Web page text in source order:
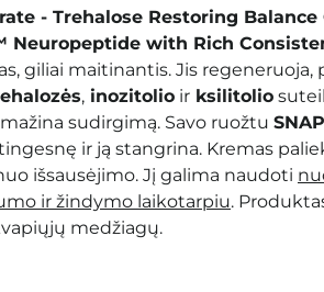
- Trehalose Restoring Balance
Neuropeptide with Rich
giliai maitinantis. Jis regeneruoja,
, inozitolio ir ksilitolio
sudirgimą. Savo ruožtu
ir ją stangrina. Kremas
išsausėjimo. Jį galima naudoti
ir žindymo laikotarpiu.
medžiagų.